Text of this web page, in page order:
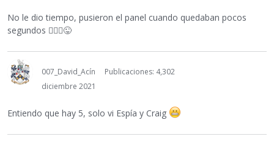
No le dio tiempo, pusieron el panel cuando quedaban pocos
segundos 🤷🏼‍♂️😜
007_David_Acín
Publicaciones: 4,302
diciembre 2021
Entiendo que hay 5, solo vi Espía y Craig